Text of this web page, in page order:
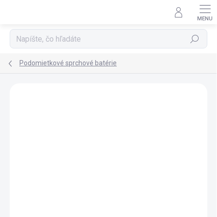
Hľadať
Podomietkové sprchové batérie